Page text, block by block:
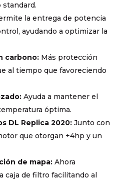
standard.
la entrega de potencia
ayudando a optimizar la
carbono: Más protección
al tiempo que favoreciendo
Ayuda a mantener el
óptima.
DL Replica 2020: Junto con
que otorgan +4hp y un
de mapa: Ahora
caja de filtro facilitando al